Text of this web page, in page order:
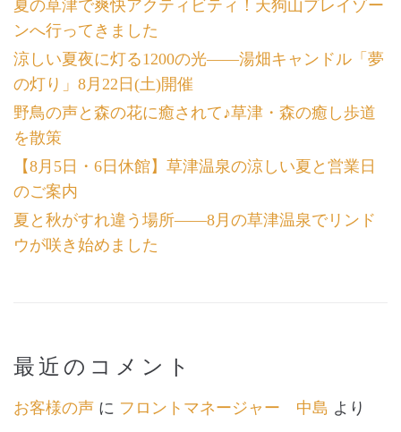
夏の草津で爽快アクティビティ！天狗山プレイゾー
ンへ行ってきました
涼しい夏夜に灯る1200の光――湯畑キャンドル「夢
の灯り」8月22日(土)開催
野鳥の声と森の花に癒されて♪草津・森の癒し歩道
を散策
【8月5日・6日休館】草津温泉の涼しい夏と営業日
のご案内
夏と秋がすれ違う場所――8月の草津温泉でリンド
ウが咲き始めました
最近のコメント
お客様の声 に フロントマネージャー 中島 より